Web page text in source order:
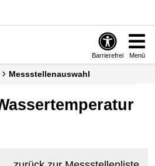
Barrierefrei Menü
Messstellenauswahl